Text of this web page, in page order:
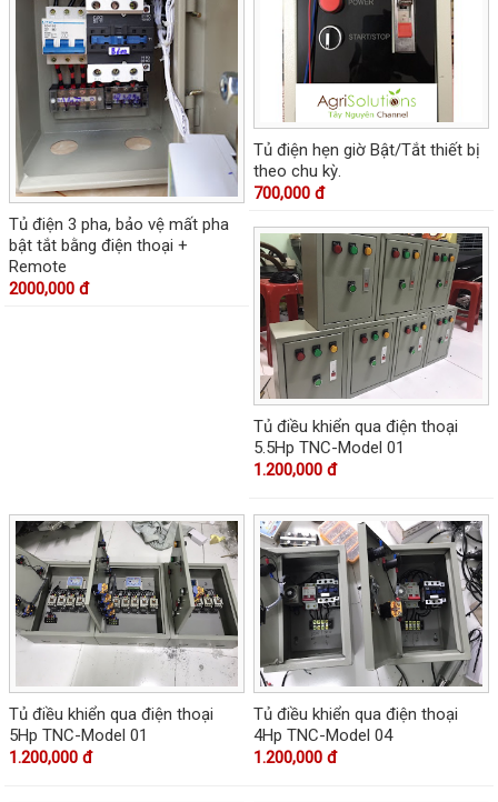
Tủ điện 3 pha, bảo vệ mất pha
bật tắt bằng điện thoại +
Remote
2000,000 đ
Tủ điện hẹn giờ Bật/Tắt thiết bị
theo chu kỳ.
700,000 đ
Tủ điều khiển qua điện thoại
5.5Hp TNC-Model 01
1.200,000 đ
Tủ điều khiển qua điện thoại
5Hp TNC-Model 01
1.200,000 đ
Tủ điều khiển qua điện thoại
4Hp TNC-Model 04
1.200,000 đ